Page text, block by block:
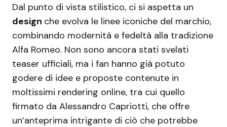
Dal punto di vista stilistico, ci si aspetta un
design che evolva le linee iconiche del marchio,
combinando modernità e fedeltà alla tradizione
Alfa Romeo. Non sono ancora stati svelati
teaser ufficiali, ma i fan hanno già potuto
godere di idee e proposte contenute in
moltissimi rendering online, tra cui quello
firmato da Alessandro Capriotti, che offre
un’anteprima intrigante di ciò che potrebbe